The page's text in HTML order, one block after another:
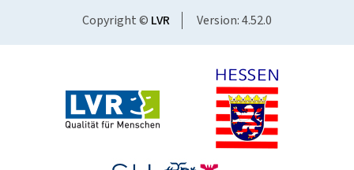
Copyright © LVR Version: 4.52.0